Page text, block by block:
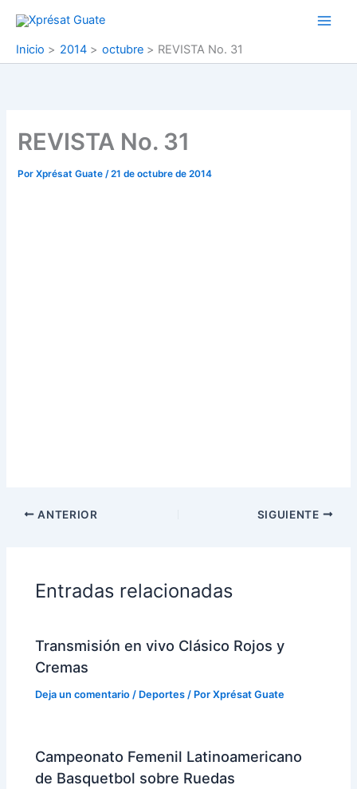
contenido
Inicio 2014 octubre REVISTA No. 31
REVISTA No. 31
PorXprésat Guate/21 de octubre de 2014
ANTERIOR SIGUIENTE
Entradas relacionadas
Transmisión en vivo Clásico Rojos y
Cremas
Deja un comentario / Deportes / PorXprésat Guate
Campeonato Femenil Latinoamericano
de Basquetbol sobre Ruedas